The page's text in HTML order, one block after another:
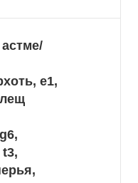
e1,